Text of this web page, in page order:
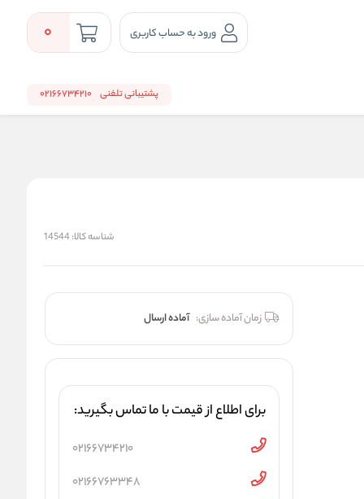
ورود به حساب کاربری 0
پشتیبانی تلفنی 02166734210
شناسه کالا:14544
زمان آماده سازی: آماده ارسال
برای اطلاع از قیمت با ما تماس بگیرید:
02166734210
02166763348